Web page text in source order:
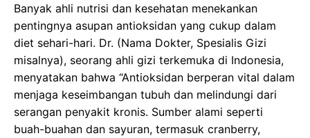
Banyak ahli nutrisi dan kesehatan menekankan
pentingnya asupan antioksidan yang cukup dalam
diet sehari-hari. Dr. (Nama Dokter, Spesialis Gizi
misalnya), seorang ahli gizi terkemuka di Indonesia,
menyatakan bahwa “Antioksidan berperan vital dalam
menjaga keseimbangan tubuh dan melindungi dari
serangan penyakit kronis. Sumber alami seperti
buah-buahan dan sayuran, termasuk cranberry,